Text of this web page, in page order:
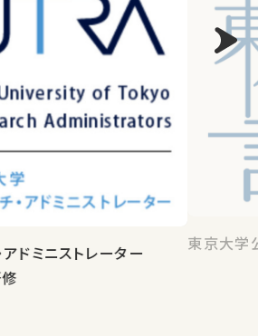
アドミニストレーター
修
東京大学